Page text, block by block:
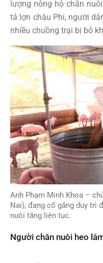
lượng nông hộ chăn
tả lợn châu Phi, người
nhiều chuồng trại bị bỏ
Anh Phạm Minh Khoa –
Nai), đang cố gắng duy trì
nuôi tăng liên tục.
Người chăn nuôi heo